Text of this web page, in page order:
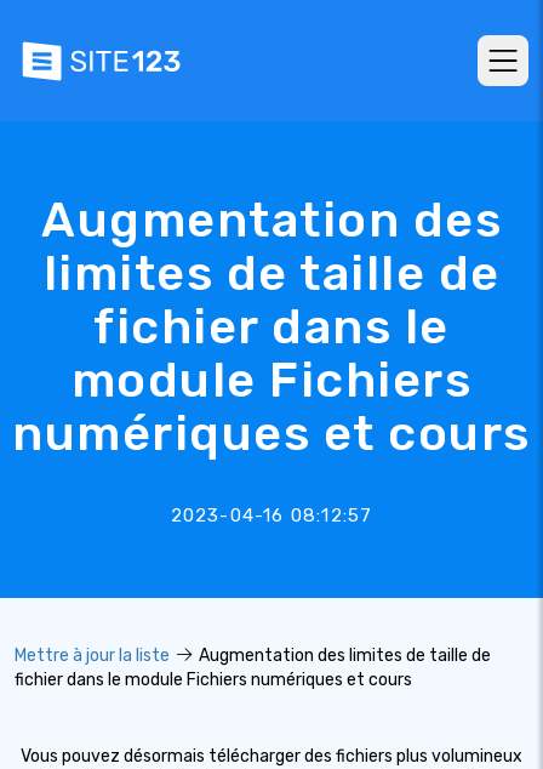
Augmentation des
limites de taille de
fichier dans le
module Fichiers
numériques et cours
2023-04-16 08:12:57
Mettre à jour la liste
Augmentation des limites de taille de
fichier dans le module Fichiers numériques et cours
Vous pouvez désormais télécharger des fichiers plus volumineux